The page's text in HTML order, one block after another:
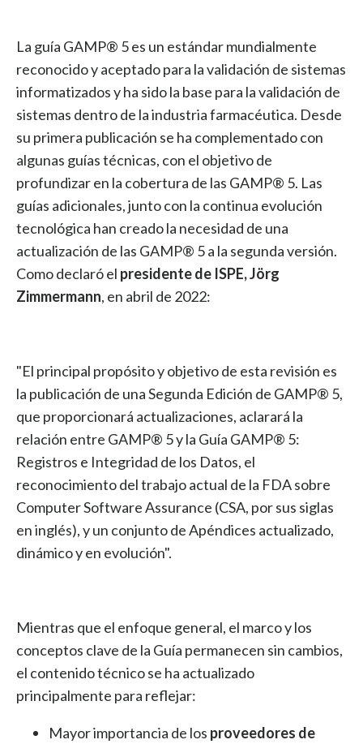
La guía GAMP® 5 es un estándar mundialmente
reconocido y aceptado para la validación de sistemas
informatizados y ha sido la base para la validación de
sistemas dentro de la industria farmacéutica. Desde
su primera publicación se ha complementado con
algunas guías técnicas, con el objetivo de
profundizar en la cobertura de las GAMP® 5. Las
guías adicionales, junto con la continua evolución
tecnológica han creado la necesidad de una
actualización de las GAMP® 5 a la segunda versión.
Como declaró el presidente de ISPE, Jörg
Zimmermann, en abril de 2022:
"El principal propósito y objetivo de esta revisión es
la publicación de una Segunda Edición de GAMP® 5,
que proporcionará actualizaciones, aclarará la
relación entre GAMP® 5 y la Guía GAMP® 5:
Registros e Integridad de los Datos, el
reconocimiento del trabajo actual de la FDA sobre
Computer Software Assurance (CSA, por sus siglas
en inglés), y un conjunto de Apéndices actualizado,
dinámico y en evolución".
Mientras que el enfoque general, el marco y los
conceptos clave de la Guía permanecen sin cambios,
el contenido técnico se ha actualizado
principalmente para reflejar:
Mayor importancia de los proveedores de